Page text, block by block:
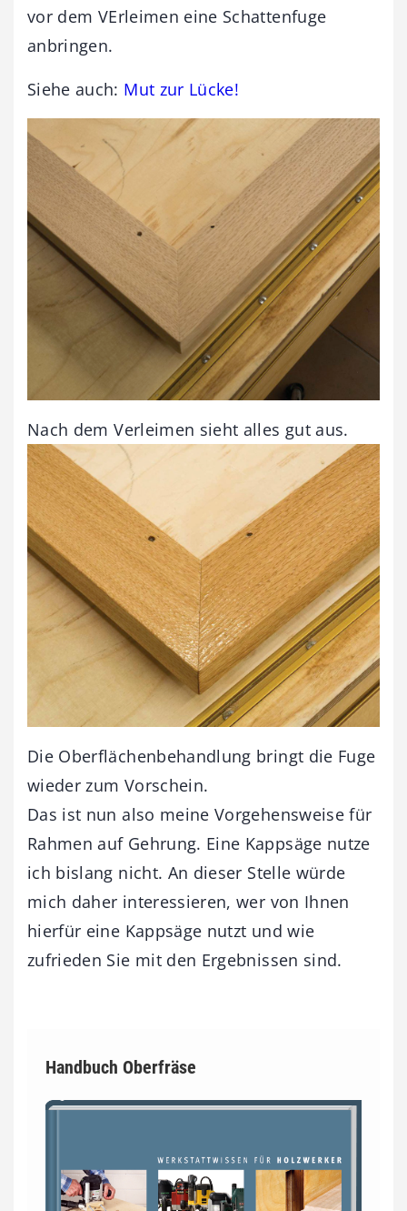
vor dem VErleimen eine Schattenfuge
anbringen.
Siehe auch: Mut zur Lücke!
Nach dem Verleimen sieht alles gut aus.
Die Oberflächenbehandlung bringt die Fuge
wieder zum Vorschein.
Das ist nun also meine Vorgehensweise für
Rahmen auf Gehrung. Eine Kappsäge nutze
ich bislang nicht. An dieser Stelle würde
mich daher interessieren, wer von Ihnen
hierfür eine Kappsäge nutzt und wie
zufrieden Sie mit den Ergebnissen sind.
Handbuch Oberfräse